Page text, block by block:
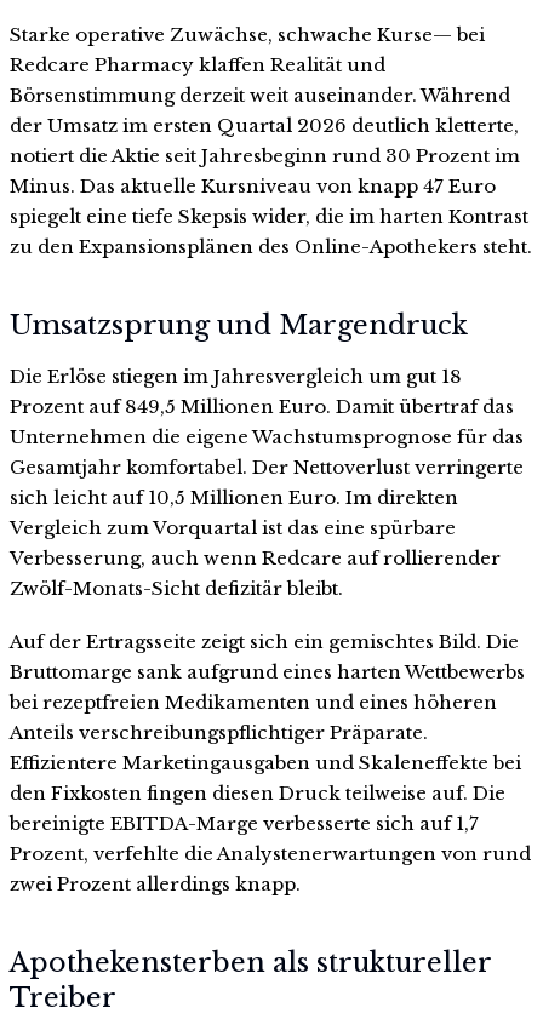
Starke operative Zuwächse, schwache Kurse— bei
Redcare Pharmacy klaffen Realität und
Börsenstimmung derzeit weit auseinander. Während
der Umsatz im ersten Quartal 2026 deutlich kletterte,
notiert die Aktie seit Jahresbeginn rund 30 Prozent im
Minus. Das aktuelle Kursniveau von knapp 47 Euro
spiegelt eine tiefe Skepsis wider, die im harten Kontrast
zu den Expansionsplänen des Online-Apothekers steht.
Umsatzsprung und Margendruck
Die Erlöse stiegen im Jahresvergleich um gut 18
Prozent auf 849,5 Millionen Euro. Damit übertraf das
Unternehmen die eigene Wachstumsprognose für das
Gesamtjahr komfortabel. Der Nettoverlust verringerte
sich leicht auf 10,5 Millionen Euro. Im direkten
Vergleich zum Vorquartal ist das eine spürbare
Verbesserung, auch wenn Redcare auf rollierender
Zwölf-Monats-Sicht defizitär bleibt.
Auf der Ertragsseite zeigt sich ein gemischtes Bild. Die
Bruttomarge sank aufgrund eines harten Wettbewerbs
bei rezeptfreien Medikamenten und eines höheren
Anteils verschreibungspflichtiger Präparate.
Effizientere Marketingausgaben und Skaleneffekte bei
den Fixkosten fingen diesen Druck teilweise auf. Die
bereinigte EBITDA-Marge verbesserte sich auf 1,7
Prozent, verfehlte die Analystenerwartungen von rund
zwei Prozent allerdings knapp.
Apothekensterben als struktureller
Treiber